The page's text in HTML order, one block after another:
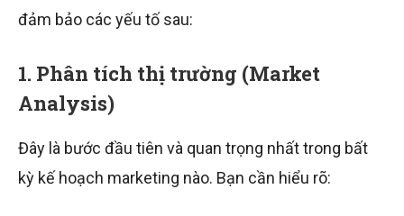
đảm bảo các yếu tố sau:
1. Phân tích thị trường (Market
Analysis)
Đây là bước đầu tiên và quan trọng nhất trong bất
kỳ kế hoạch marketing nào. Bạn cần hiểu rõ: